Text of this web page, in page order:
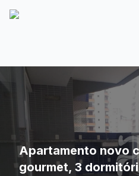
Apartamento novo
gourmet, 3